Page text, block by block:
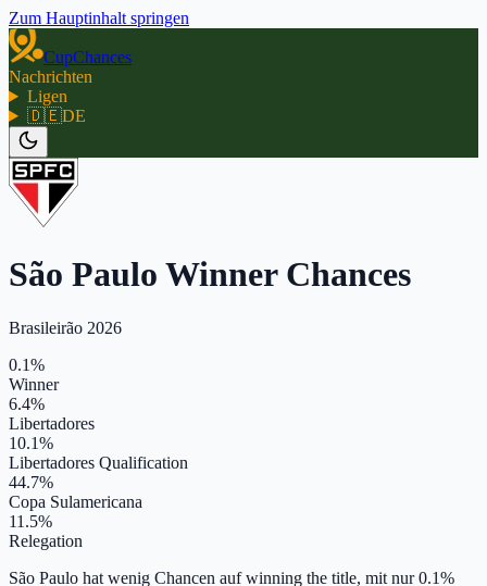
Zum Hauptinhalt springen
CupChances
Nachrichten
Ligen
🇩🇪DE
São Paulo Winner Chances
Brasileirão 2026
0.1%
Winner
6.4%
Libertadores
10.1%
Libertadores Qualification
44.7%
Copa Sulamericana
11.5%
Relegation
São Paulo hat wenig Chancen auf winning the title, mit nur 0.1%